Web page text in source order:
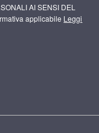
AI SENSI DEL
applicabile Leggi